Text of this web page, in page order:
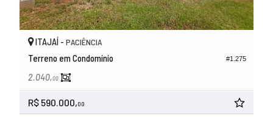
#1.275
ITAJAÍ - PACIÊNCIA
Terreno em Condomínio
2.040,00
R$ 590.000,00